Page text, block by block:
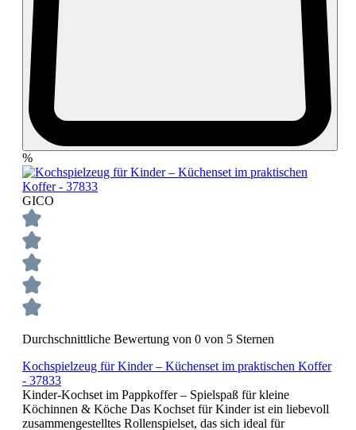
%
GICO
Durchschnittliche Bewertung von 0 von 5 Sternen
Kochspielzeug für Kinder – Küchenset im praktischen Koffer
- 37833
Kinder-Kochset im Pappkoffer – Spielspaß für kleine
Köchinnen & Köche Das Kochset für Kinder ist ein liebevoll
zusammengestelltes Rollenspielset, das sich ideal für